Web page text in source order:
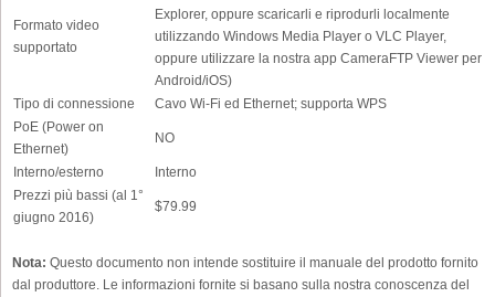
Formato video
supportato
Explorer, oppure scaricarli e riprodurli localmente
utilizzando Windows Media Player o VLC Player,
oppure utilizzare la nostra app CameraFTP Viewer per
Android/iOS)
Tipo di connessione
Cavo Wi-Fi ed Ethernet; supporta WPS
PoE (Power on
Ethernet)
NO
Interno/esterno
Interno
Prezzi più bassi (al 1°
giugno 2016)
$79.99
Nota: Questo documento non intende sostituire il manuale del prodotto fornito
dal produttore. Le informazioni fornite si basano sulla nostra conoscenza del